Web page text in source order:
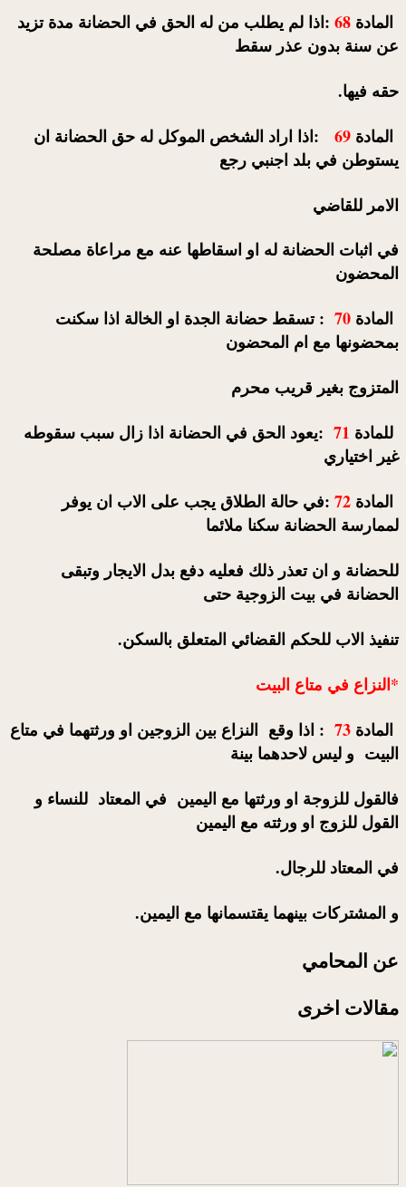
المادة 68 :اذا لم يطلب من له الحق في الحضانة مدة تزيد
عن سنة بدون عذر سقط
حقه فيها.
المادة 69
:اذا اراد الشخص الموكل له حق الحضانة ان
يستوطن في بلد اجنبي رجع
الامر للقاضي
في اثبات الحضانة له او اسقاطها عنه مع مراعاة مصلحة
المحضون
المادة 70 : تسقط حضانة الجدة او الخالة اذا سكنت
بمحضونها مع ام المحضون
المتزوج بغير قريب محرم
للمادة 71 :يعود الحق في الحضانة اذا زال سبب سقوطه
غير اختياري
المادة 72 :في حالة الطلاق يجب على الاب ان يوفر
لممارسة الحضانة سكنا ملائما
للحضانة و ان تعذر ذلك فعليه دفع بدل الايجار وتبقى
الحضانة في بيت الزوجية حتى
تنفيذ الاب للحكم القضائي المتعلق بالسكن.
*النزاع في متاع البيت
المادة 73 : اذا وقع النزاع بين الزوجين او ورثتهما في متاع
البيت و ليس لاحدهما بينة
فالقول للزوجة او ورثتها مع اليمين في المعتاد للنساء و
القول للزوج او ورثته مع اليمين
في المعتاد للرجال.
و المشتركات بينهما يقتسمانها مع اليمين.
عن المحامي
مقالات اخرى